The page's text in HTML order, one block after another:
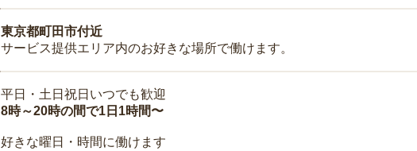
東京都町田市付近
サービス提供エリア内のお好きな場所で働けます。
平日・土日祝日いつでも歓迎
8時～20時の間で1日1時間〜
好きな曜日・時間に働けます